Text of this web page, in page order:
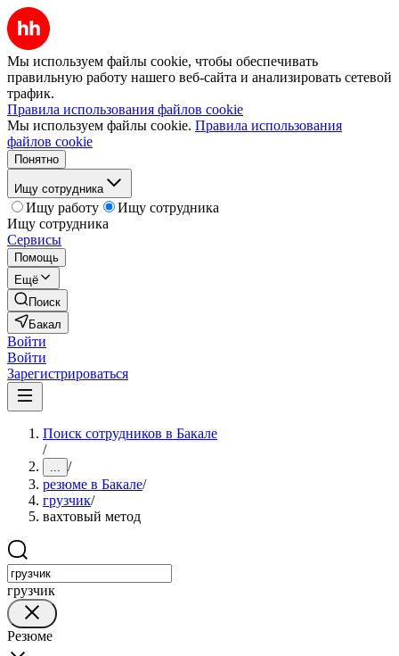
Мы используем файлы cookie, чтобы обеспечивать
правильную работу нашего веб-сайта и анализировать сетевой
трафик.
Правила использования файлов cookie
Мы используем файлы cookie. Правила использования
файлов cookie
Понятно
Ищу сотрудника
Ищу работу
Ищу сотрудника
Ищу сотрудника
Сервисы
Помощь
Ещё
Поиск
Бакал
Войти
Войти
Зарегистрироваться
Поиск сотрудников в Бакале
/
... /
резюме в Бакале/
грузчик/
вахтовый метод
грузчик
Резюме